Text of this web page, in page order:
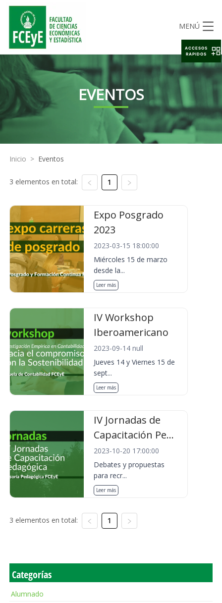
MENÚ
EVENTOS
Inicio > Eventos
3 elementos en total: 1
Expo Posgrado
2023
2023-03-15 18:00:00
Miércoles 15 de marzo
desde la...
Leer más
IV Workshop
Iberoamericano
2023-09-14 null
Jueves 14 y Viernes 15 de
sept...
Leer más
IV Jornadas de
Capacitación Pe...
2023-10-20 17:00:00
Debates y propuestas
para recr...
Leer más
3 elementos en total: 1
Categorías
Alumnado
ACCESOS
RAPIDOS